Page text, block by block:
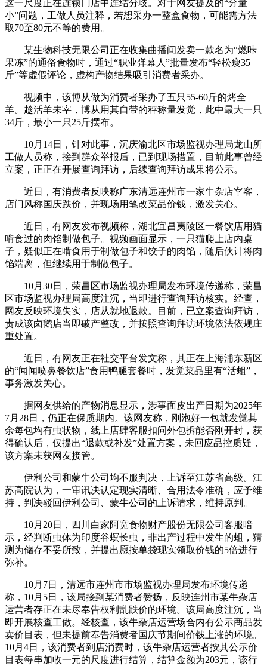
这一尺度正在连锁门店中连结分歧。对于网友提及的“分量
小”问题，工做人员注释，若想采办一整盒食物，可能需方法
取70至80元不等的费用。
某生物科技无限公司正在收集曲播间发卖一款名为“燃咔
果冻”的通俗食物时，通过“职业弹幕人”批量发布“轻松瘦35
斤”等虚假评论，虚构产物结果吸引消费者采办。
视频中，该博从做为消费者采办了五只55-60斤的烤全
羊。趁活羊未宰，博从用其自带的秤称量发觉，此中最大一只
34斤，最小一只25斤摆布。
10月14日，针对此事，沉庆渝北区市场监视办理局龙山所
工做人员称，接到群众举报后，已到现场措置，目前此事曾经
立案，正正在开展查询拜访，后续查询拜访成果将公示。
近日，有消费者反映称广东清远连州市一家牛杂店宰客，
店门风称国庆跌价，并现场用笔改菜品价钱，激发关心。
近日，有网友发布视频称，湖北宜昌夷陵区一餐饮店用猫
啃食过的肉馅制做包子。视频画面显示，一只猫爬上店内桌
子，疑似正在啃食用于制做包子和饺子的肉馅，随后伙计将肉
馅端离，但继续用于制做包子。
10月30日，荣昌区市场监视办理局发布环境传递称，荣昌
区市场监视办理局高度注沉，当即进行查询拜访核实。经查，
网友反映环境失实，店从就地退款。目前，已立案查询拜访，
责成该卤鹅店当即破产整改，并按照查询拜访环境依法依规庄
重处置。
近日，有网友正在社交平台发文称，其正在上海浦东新区
的“闻闻喷鼻餐饮店”食用鸭腿套餐时，发觉菜品里有“活蛆”，
事务激发关心。
据网友供给的产物消息显示，涉事面皮出产日期为2025年
7月28日，仍正在保质期内。该网友称，刚泡好一包就发觉其
余每包均有虫状物，线上店肆客服扣问外包拆能否刚开封，获
得确认后，仅提出“退款或补发”处置方案，未回应品控质疑，
该方案未获网友接管。
伊利公司和蒙牛公司均不服判决，上诉至江苏省高级。江
苏高院认为，一审讯决认定现实清晰、合用法令准确，应予维
持，判决驳回伊利公司、蒙牛公司的上诉请求，维持原判。
10月20日，四川白家阿宽食物财产股份无限公司客服暗
示，经判断虫体为印度谷螟长虫，非出产过程中发生的蛆，猜
测为储存不妥所致，并提出愿按单袋现实领取价钱的5倍进行
弥补。
10月7日，清远市连州市市场监视办理局发布环境传递
称，10月5日，该局接到某消费者赞扬，反映连州市某牛杂店
运营者存正在未尽奉告权利乱跌价的环境。该局高度注沉，当
即开展核查工做。经核查，该牛杂店运营场合内有公示商品发
卖价目表，但未提前奉告消费者国庆节期间价钱上涨的环境。
10月4日，该消费者到店消费时，该牛杂店运营者按其公示价
目表每串加收一元的尺度进行结算，结算金额为203元，该行